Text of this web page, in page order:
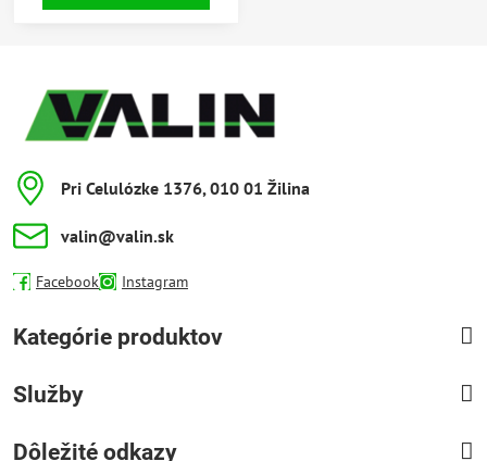
Pri Celulózke 1376, 010 01 Žilina
valin​@valin​.sk
Facebook Instagram
Kategórie produktov
Služby
Dôležité odkazy